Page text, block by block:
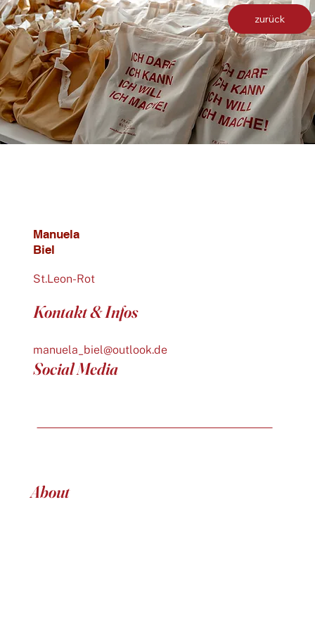
zurück
Manuela
Biel
St.Leon-Rot
Kontakt & Infos
manuela_biel@outlook.de
Social Media
About